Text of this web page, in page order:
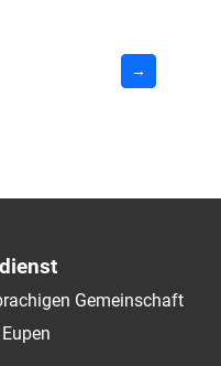
→
Gemeinschaft
Eupen